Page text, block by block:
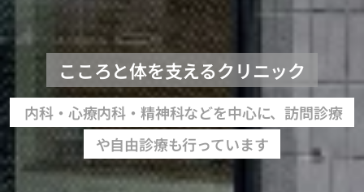
こころと体を支えるクリニック
内科・心療内科・精神科などを中心に、訪問診療
や自由診療も行っています